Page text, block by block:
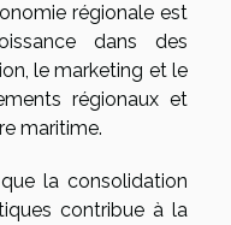
régionale est
dans des
le marketing et le
régionaux et
maritime.
la consolidation
contribue à la